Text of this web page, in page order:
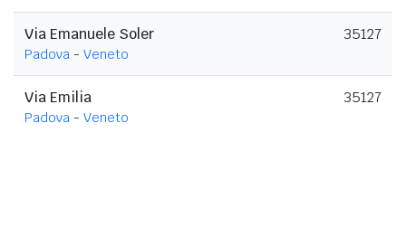
Via Emanuele Soler
Padova - Veneto
35127
Via Emilia
Padova - Veneto
35127